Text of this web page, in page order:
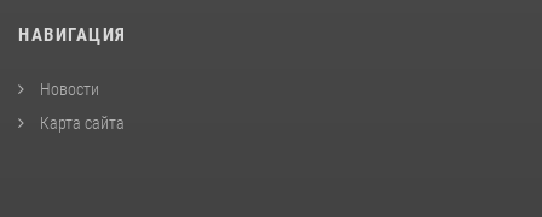
НАВИГАЦИЯ
Новости
Карта сайта